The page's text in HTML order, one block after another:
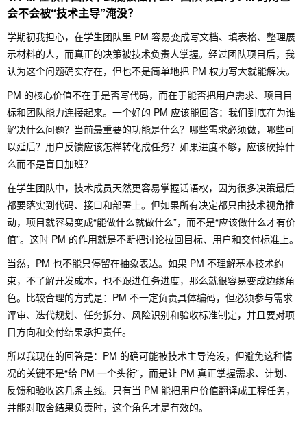
会不会被“技术主导”淹没？
学期初我担心，在学生团队里 PM 容易变成写文档、填表格、整理展
示材料的人，而真正的决策被技术负责人掌握。经过团队项目后，我
认为这个问题确实存在，但也不是简单地把 PM 权力写大就能解决。
PM 的核心价值不在于是否写代码，而在于能否把用户需求、项目目
标和团队能力连接起来。一个好的 PM 应该能回答：我们到底在为谁
解决什么问题？当前最重要的功能是什么？哪些需求必须做，哪些可
以延后？用户反馈应该怎样转化成任务？如果进度不够，应该砍掉什
么而不是盲目加班？
在学生团队中，技术成员天然更容易掌握话语权，因为很多决策最后
都要落实到代码、接口和部署上。但如果所有决定都只由技术视角推
动，项目就容易变成“能做什么就做什么”，而不是“应该做什么才有价
值”。这时 PM 的作用就是不断把讨论拉回目标、用户和交付标准上。
当然，PM 也不能只停留在抽象表达。如果 PM 不理解基本技术约
束，不了解开发成本，也不跟进任务进度，那么就很容易变成边缘角
色。比较合理的方式是：PM 不一定负责具体编码，但必须参与需求
评审、迭代规划、任务拆分、风险识别和验收标准制定，并且要对项
目方向和交付结果承担责任。
所以我现在的回答是：PM 的确可能被技术主导淹没，但避免这种情
况的关键不是“给 PM 一个头衔”，而是让 PM 真正掌握需求、计划、
反馈和验收这几条主线。只有当 PM 能把用户价值翻译成工程任务，
并能对取舍结果负责时，这个角色才是有效的。